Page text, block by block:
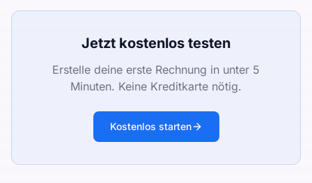
Jetzt kostenlos testen
Erstelle deine erste Rechnung in unter 5
Minuten. Keine Kreditkarte nötig.
Kostenlos starten